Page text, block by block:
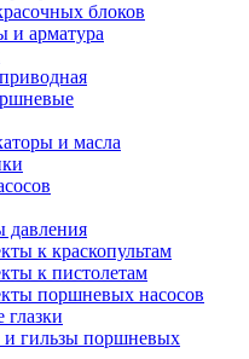
блоков
и арматура
и масла
давления
к краскопультам
к пистолетам
поршневых насосов
гильзы поршневых